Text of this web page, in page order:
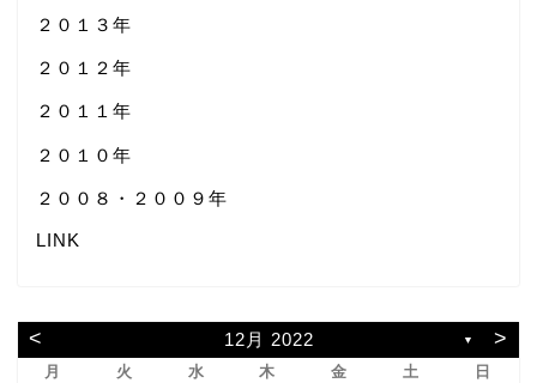
２０１３年
２０１２年
２０１１年
２０１０年
２００８・２００９年
LINK
< 12月 2022 ▼ >
月 火 水 木 金 土 日